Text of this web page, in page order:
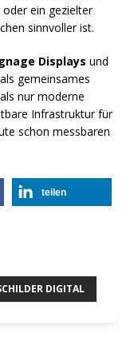
ein gezielter
sinnvoller ist.
Displays und
als gemeinsames
nur moderne
Infrastruktur für
schon messbaren
teilen
DIGITAL